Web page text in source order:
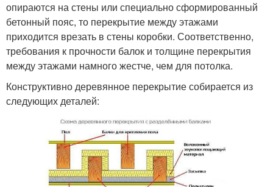
опираются на стены или специально сформированный
бетонный пояс, то перекрытие между этажами
приходится врезать в стены коробки. Соответственно,
требования к прочности балок и толщине перекрытия
между этажами намного жестче, чем для потолка.
Конструктивно деревянное перекрытие собирается из
следующих деталей: